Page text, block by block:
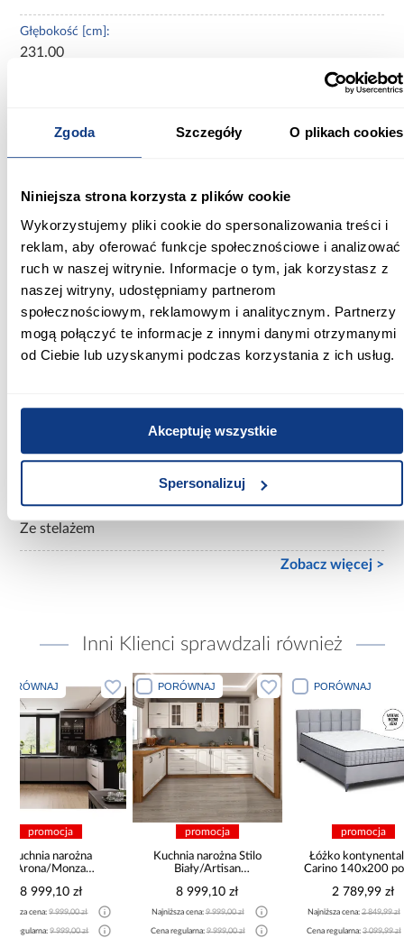
Zgoda Szczegóły O plikach cookies
Niniejsza strona korzysta z plików cookie
Wykorzystujemy pliki cookie do spersonalizowania treści i
reklam, aby oferować funkcje społecznościowe i analizować
ruch w naszej witrynie. Informacje o tym, jak korzystasz z
naszej witryny, udostępniamy partnerom
społecznościowym, reklamowym i analitycznym. Partnerzy
mogą połączyć te informacje z innymi danymi otrzymanymi
od Ciebie lub uzyskanymi podczas korzystania z ich usług.
Akceptuję wszystkie
Spersonalizuj
Głębokość [cm]:
231.00
200.00
Długość pow. spania [cm]:
200.00
Powierzchnia spania [cm]:
200x200
Bez materaca
Stelaż w komplecie:
Ze stelażem
Zobacz więcej >
Inni Klienci sprawdzali również
PORÓWNAJ
Kuchnia narożna Stilo
Biały/Artisan
8 999,10 zł
Najniższa cena: 9 999,00 zł
Cena regularna: 9 999,00 zł
PORÓWNAJ
Łóżko kontynentalne
Carino 140x200 popiel
2 789,99 zł
Najniższa cena:2 849,99 zł
Cena regularna: 3 099,99 zł
Kuchnia
3
Najniższa
Cena